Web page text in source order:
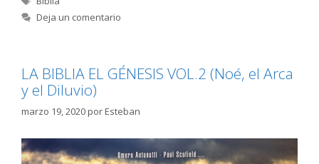
Deja un comentario
LA BIBLIA EL GÉNESIS VOL.2 (Noé, el Arca
y el Diluvio)
marzo 19, 2020porEsteban